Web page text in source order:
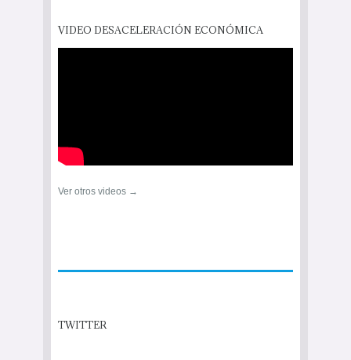
VIDEO DESACELERACIÓN ECONÓMICA
Ver otros videos →
TWITTER